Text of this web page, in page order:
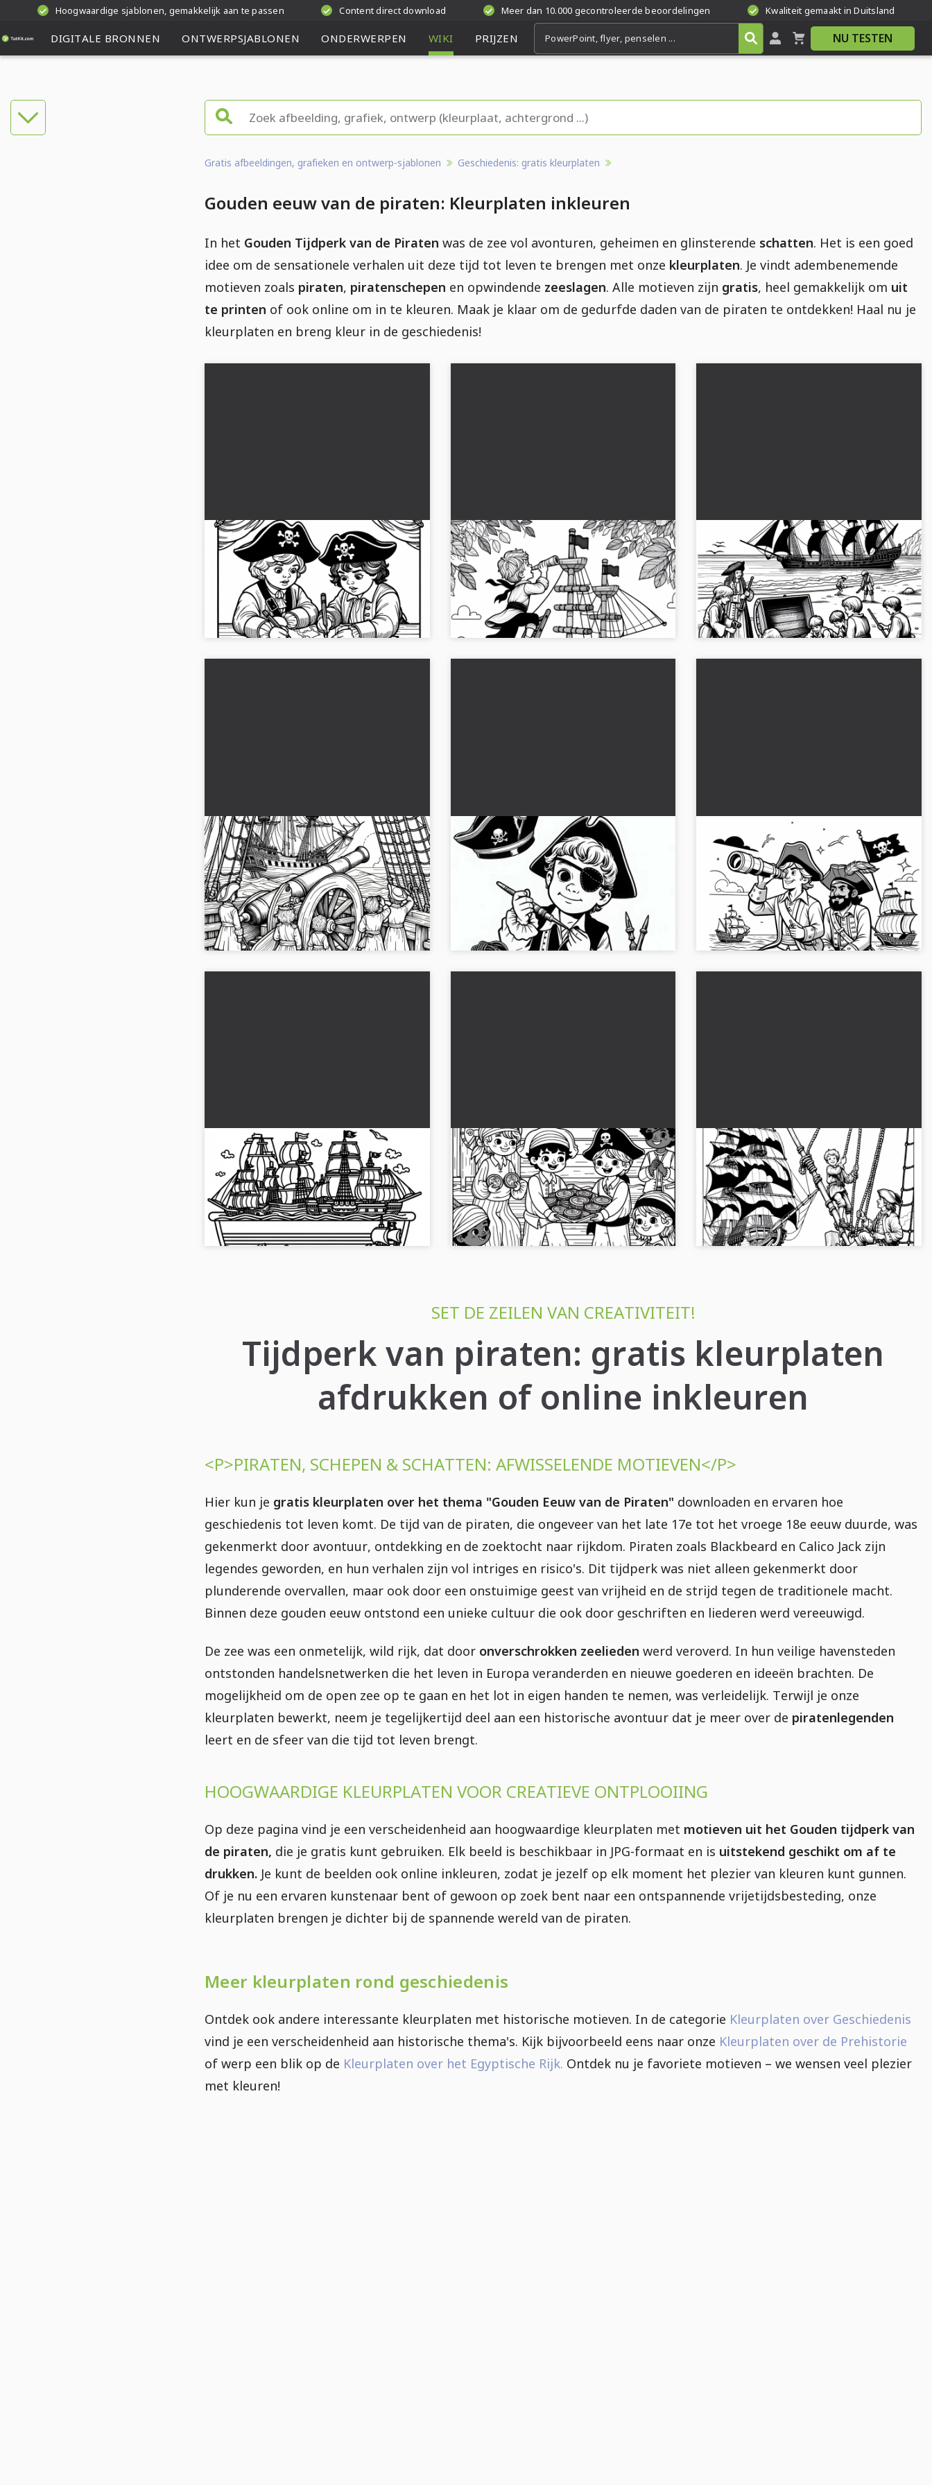
Hoogwaardige sjablonen, gemakkelijk aan te passen Content direct download Meer dan 10.000 gecontroleerde beoordelingen Kwaliteit gemaakt in Duitsland
DIGITALE BRONNEN ONTWERPSJABLONEN ONDERWERPEN WIKI PRIJZEN NU TESTEN
Gratis afbeeldingen, grafieken en ontwerp-sjablonen Geschiedenis: gratis kleurplaten
Gouden eeuw van de piraten: Kleurplaten inkleuren
In het Gouden Tijdperk van de Piraten was de zee vol avonturen, geheimen en glinsterende schatten. Het is een goed
idee om de sensationele verhalen uit deze tijd tot leven te brengen met onze kleurplaten. Je vindt adembenemende
motieven zoals piraten, piratenschepen en opwindende zeeslagen. Alle motieven zijn gratis, heel gemakkelijk om uit
te printen of ook online om in te kleuren. Maak je klaar om de gedurfde daden van de piraten te ontdekken! Haal nu je
kleurplaten en breng kleur in de geschiedenis!
Twee kinderen tekenen een
schatkaart op papier – Kleurplaat
piraten gratis
De kinderen tekenen een schatkaart voor
kleine piraten. Download nu de gratis
kleurplaat en ontdek de avonturen!...
Kind klimt op houten speelboot -
Kleurplaat voor piratenfans
Ervaar een spannend kleurplaat met een kind
op een speelboot. Download het gratis en
kleur het online in!...
Aan het strand: Kinderen met
schatkist - kleurplaat voor piraten
gratis
Ontdek de spannende kleurplaat met kinderen
op het strand en een schatkist. Download het
nu gratis!...
Piratenkinderen met kanon aan
boord van een zeilschip - Kleurplaat
voor piratenfans
Ervaar het avontuur met piratenkinderen aan
boord van een zeilschip. Download nu de
gratis kleurplaat en geef het jouw persoonlijke
draai....
Kind met ooglap en piratenhoed -
Kleurplaat gratis
Ontdek de spannende kleurplaat van een kind
als piraat. Gratis downloaden en inkleuren,
Kapitein en stuurman met
telescoop - Kleurplaat voor piraten
Gratis
Haal de kleurplaat van de kapitein en de
stuurman met verrekijker. Dit gratis kleurplaat
brengt avontuur in de kinderkamer. Nu
downloaden!...
Speelgoed Zeilboten Kleurplaat
voor Piraten - Gratis Aanbieding
Ontdek de opwindende wereld van piraten
met deze kleurplaat. Download nu de gratis
afbeelding!...
Piratenbende van kinderen deelt
goudmunten uit - Kleurplaat
piraten gratis
Haal de kleurplaat van een piratenbende die
goudstukken uitdeelt. Gratis download en de
mogelijkheid om online in te kleuren....
Jongen oefent klimmen aan touwen
op het zeilschip - kleurplaat voor
piraten gratis
Beleef de spannende kleurplaat van een
jongen op een zeilschip. Download het gratis
en geef het leven!...
SET DE ZEILEN VAN CREATIVITEIT!
Tijdperk van piraten: gratis kleurplaten
afdrukken of online inkleuren
<P>PIRATEN, SCHEPEN & SCHATTEN: AFWISSELENDE MOTIEVEN</P>
Hier kun je gratis kleurplaten over het thema "Gouden Eeuw van de Piraten" downloaden en ervaren hoe
geschiedenis tot leven komt. De tijd van de piraten, die ongeveer van het late 17e tot het vroege 18e eeuw duurde, was
gekenmerkt door avontuur, ontdekking en de zoektocht naar rijkdom. Piraten zoals Blackbeard en Calico Jack zijn
legendes geworden, en hun verhalen zijn vol intriges en risico's. Dit tijdperk was niet alleen gekenmerkt door
plunderende overvallen, maar ook door een onstuimige geest van vrijheid en de strijd tegen de traditionele macht.
Binnen deze gouden eeuw ontstond een unieke cultuur die ook door geschriften en liederen werd vereeuwigd.
De zee was een onmetelijk, wild rijk, dat door onverschrokken zeelieden werd veroverd. In hun veilige havensteden
ontstonden handelsnetwerken die het leven in Europa veranderden en nieuwe goederen en ideeën brachten. De
mogelijkheid om de open zee op te gaan en het lot in eigen handen te nemen, was verleidelijk. Terwijl je onze
kleurplaten bewerkt, neem je tegelijkertijd deel aan een historische avontuur dat je meer over de piratenlegenden
leert en de sfeer van die tijd tot leven brengt.
HOOGWAARDIGE KLEURPLATEN VOOR CREATIEVE ONTPLOOIING
Op deze pagina vind je een verscheidenheid aan hoogwaardige kleurplaten met motieven uit het Gouden tijdperk van
de piraten, die je gratis kunt gebruiken. Elk beeld is beschikbaar in JPG-formaat en is uitstekend geschikt om af te
drukken. Je kunt de beelden ook online inkleuren, zodat je jezelf op elk moment het plezier van kleuren kunt gunnen.
Of je nu een ervaren kunstenaar bent of gewoon op zoek bent naar een ontspannende vrijetijdsbesteding, onze
kleurplaten brengen je dichter bij de spannende wereld van de piraten.
Meer kleurplaten rond geschiedenis
Ontdek ook andere interessante kleurplaten met historische motieven. In de categorie Kleurplaten over Geschiedenis
vind je een verscheidenheid aan historische thema's. Kijk bijvoorbeeld eens naar onze Kleurplaten over de Prehistorie
of werp een blik op de Kleurplaten over het Egyptische Rijk. Ontdek nu je favoriete motieven – we wensen veel plezier
met kleuren!